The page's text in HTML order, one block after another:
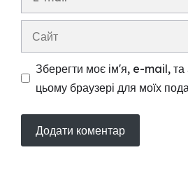
Зберегти моє ім'я, e-mail, та
цьому браузері для моїх